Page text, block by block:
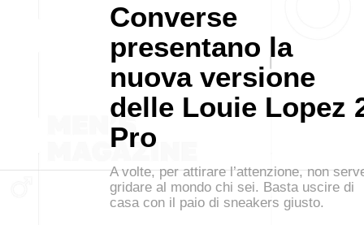
Converse
presentano la
nuova versione
delle Louie Lopez
Pro
A volte, per attirare l’attenzione, non
gridare al mondo chi sei. Basta uscire di
casa con il paio di sneakers giusto.